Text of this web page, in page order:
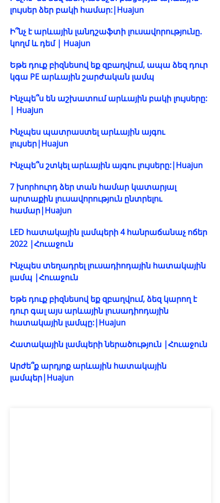
լույսեր ձեր բակի համար:|Huajun
Ի՞նչ է արևային լանդշաֆտի լուսավորությունը.
կողմ և դեմ | Huajun
Եթե ​​դուք բիզնեսով եք զբաղվում, ապա ձեզ դուր
կգա PE արևային շարժական լամպ
Ինչպե՞ս են աշխատում արևային բակի լույսերը:
| Huajun
Ինչպես պատրաստել արևային այգու
լույսեր|Huajun
Ինչպե՞ս շտկել արևային այգու լույսերը:|Huajun
7 խորհուրդ ձեր տան համար կատարյալ
արտաքին լուսավորություն ընտրելու
համար|Huajun
LED հատակային լամպերի 4 հանրաճանաչ ոճեր
2022 |Հուաջուն
Ինչպես տեղադրել լուսադիոդային հատակային
լամպ |Հուաջուն
Եթե ​​դուք բիզնեսով եք զբաղվում, ձեզ կարող է
դուր գալ այս արևային լուսադիոդային
հատակային լամպը:|Huajun
Հատակային լամպերի ներածություն |Հուաջուն
Արժե՞ք արդյոք արևային հատակային
լամպեր|Huajun